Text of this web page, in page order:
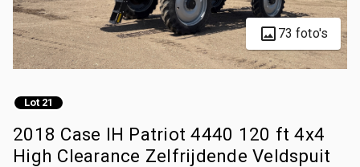
73 foto's
Lot 21
2018 Case IH Patriot 4440 120 ft 4x4
High Clearance Zelfrijdende Veldspuit